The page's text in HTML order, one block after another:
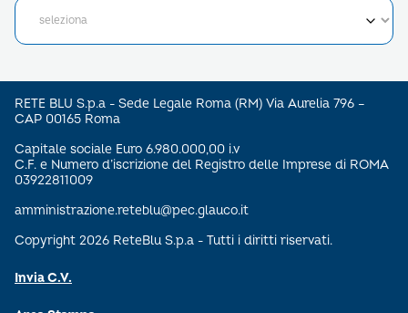
RETE BLU S.p.a - Sede Legale Roma (RM) Via Aurelia 796 –
CAP 00165 Roma
Capitale sociale Euro 6.980.000,00 i.v
C.F. e Numero d’iscrizione del Registro delle Imprese di ROMA
03922811009
amministrazione.reteblu@pec.glauco.it
Copyright 2026 ReteBlu S.p.a - Tutti i diritti riservati.
Invia C.V.